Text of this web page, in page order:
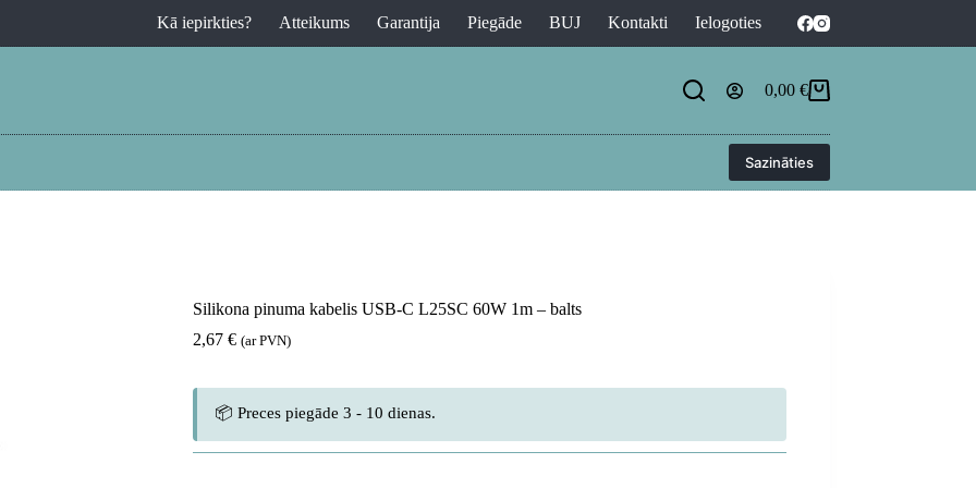
Kā iepirkties? Atteikums Garantija Piegāde BUJ Kontakti Ielogoties
Shopping
0,00 €
Sazināties
Silikona pinuma kabelis USB-C L25SC 60W 1m – balts
2,67 € (ar PVN)
📦 Preces piegāde 3 - 10 dienas.